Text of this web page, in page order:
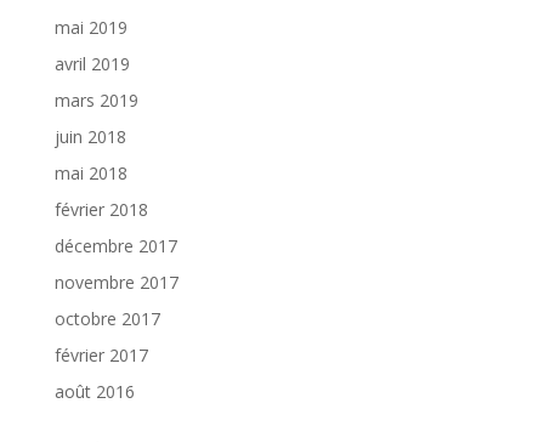
mai 2019
avril 2019
mars 2019
juin 2018
mai 2018
février 2018
décembre 2017
novembre 2017
octobre 2017
février 2017
août 2016